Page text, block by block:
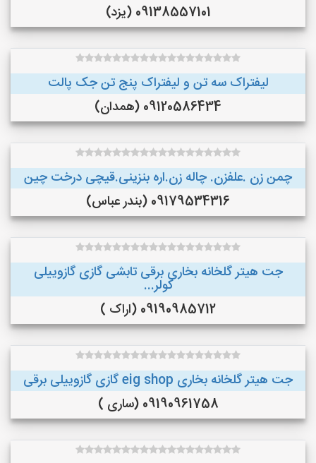
09138557101 (یزد)
لیفتراک سه تن و لیفتراک پنج تن جک پالت
09120586434 (همدان)
چمن زن .علفزن. چاله زن.اره بنزینی.قیچی درخت چین
09179534316 (بندر عباس)
جت هیتر گلخانه بخاری برقی تابشی گازی گازوییلی
کولر...
09190985712 (اراک )
جت هیتر گلخانه بخاری eig shop گازی گازوییلی برقی
09190961758 (ساری )